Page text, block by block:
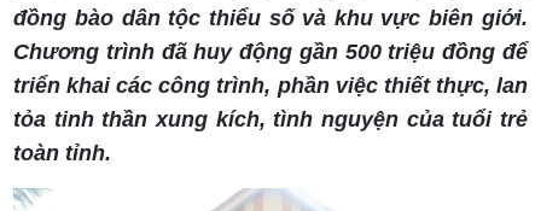
đồng bào dân tộc thiểu số và khu vực biên giới.
Chương trình đã huy động gần 500 triệu đồng để
triển khai các công trình, phần việc thiết thực, lan
tỏa tinh thần xung kích, tình nguyện của tuổi trẻ
toàn tỉnh.